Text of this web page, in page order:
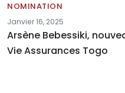
NOMINATION
Janvier 16, 2025
Arsène Bebessiki,
Vie Assurances Togo